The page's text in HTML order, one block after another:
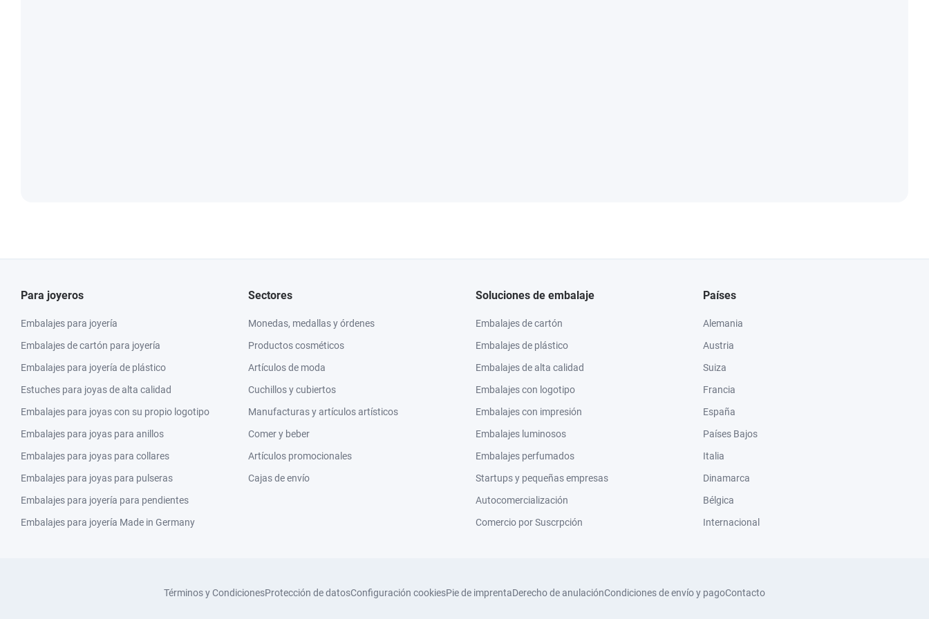
Para joyeros
Embalajes para joyería
Embalajes de cartón para joyería
Embalajes para joyería de plástico
Estuches para joyas de alta calidad
Embalajes para joyas con su propio logotipo
Embalajes para joyas para anillos
Embalajes para joyas para collares
Embalajes para joyas para pulseras
Embalajes para joyería para pendientes
Embalajes para joyería Made in Germany
Sectores
Monedas, medallas y órdenes
Productos cosméticos
Artículos de moda
Cuchillos y cubiertos
Manufacturas y artículos artísticos
Comer y beber
Artículos promocionales
Cajas de envío
Soluciones de embalaje
Embalajes de cartón
Embalajes de plástico
Embalajes de alta calidad
Embalajes con logotipo
Embalajes con impresión
Embalajes luminosos
Embalajes perfumados
Startups y pequeñas empresas
Autocomercialización
Comercio por Suscrpción
Países
Alemania
Austria
Suiza
Francia
España
Países Bajos
Italia
Dinamarca
Bélgica
Internacional
Términos y CondicionesProtección de datosConfiguración cookiesPie de imprentaDerecho de anulaciónCondiciones de envío y pagoContacto